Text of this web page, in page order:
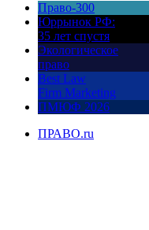
Право-300
Юррынок РФ:
35 лет спустя
Экологическое
право
Best Law
Firm Marketing
ПМЮФ 2026
ПРАВО.ru